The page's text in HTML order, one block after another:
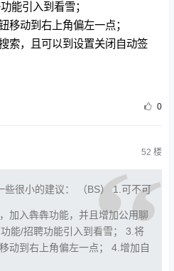
能引入到看雪；
移动到右上角偏左一点；
索，且可以到设置关闭自动签
0
52 楼
些很小的建议： （BS） 1.可不可
加入犇犇功能，并且增加公用聊
能/招聘功能引入到看雪； 3.将
动到右上角偏左一点； 4.增加自